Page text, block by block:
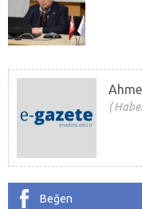
Beğen